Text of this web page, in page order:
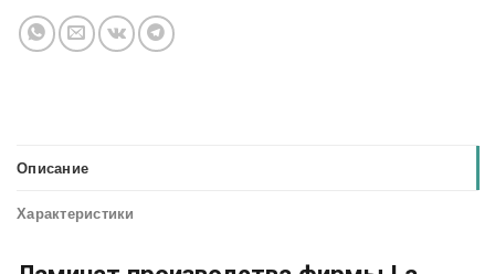
Описание
Характеристики